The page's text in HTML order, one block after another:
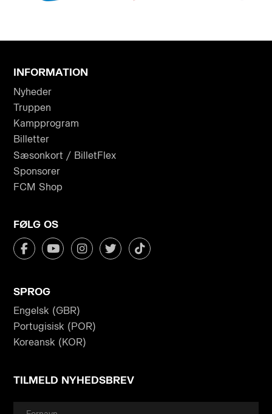
INFORMATION
Nyheder
Truppen
Kampprogram
Billetter
Sæsonkort / BilletFlex
Sponsorer
FCM Shop
FØLG OS
SPROG
Engelsk (GBR)
Portugisisk (POR)
Koreansk (KOR)
TILMELD NYHEDSBREV